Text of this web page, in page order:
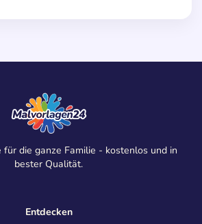
für die ganze Familie - kostenlos und in
bester Qualität.
Entdecken